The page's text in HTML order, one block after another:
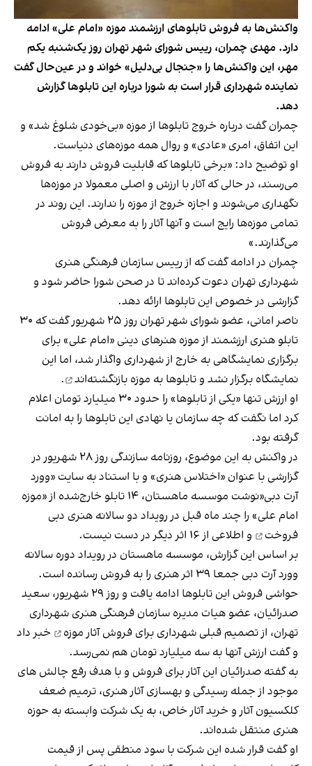
واکنش‌ها به فروش تابلوهای ارزشمند موزه «امام علی» ادامه
دارد. مهدی چمران، رییس شورای شهر تهران روز یک‌شنبه یکم
مهر، این واکنش‌ها را «جنجال بی‌دلیل» خواند و در عین‌حال گفت
نماینده شهرداری قرار است به شورا درباره این تابلوها گزارش
دهد.
چمران گفت درباره خروج تابلوها از موزه «بی‌خودی شلوغ شد» و
این اتفاق، امری «عادی» و روال همه موزه‌های دنیاست.
او توضیح داد: «برخی تابلوها که قابلیت فروش دارند به فروش
می‌رسند، در حالی که آثار با ارزش و اصلی معمولا در موزه‌ها
نگهداری می‌شوند و اجازه خروج از موزه را ندارند. این روند در
تمامی موزه‌ها رایج است و آنها آثار را به معرض فروش
می‌گذارند.»
چمران در ادامه گفت که از رییس سازمان فرهنگی هنری
شهرداری تهران دعوت کرده‌اند تا در صحن شورا حاضر شود و
گزارشی در خصوص این تابلوها ارائه دهد.
ناصر امانی، عضو شورای شهر تهران روز ۲۵ شهریور گفت که ۳۰
تابلو هنری ارزشمند از موزه هنرهای دینی «امام علی» برای
برگزاری نمایشگاهی به خارج از شهرداری واگذار شد، اما این
نمایشگاه برگزار نشد وتابلوها به موزه بازنگشته‌اند
.
او ارزش تنها «یکی از تابلوها» را حدود ۳۰ میلیارد تومان اعلام
کرد اما نگفت که چه سازمان یا نهادی این تابلوها را به امانت
گرفته بود.
در واکنش به این موضوع، روزنامه سازندگی روز ۲۸ شهریور در
گزارشی با عنوان «اختلاس هنری» و با استناد به سایت «وورد
آرت دبی«نوشت موسسه ماهستان، ۱۴ تابلو خارج‌شده از «موزه
امام علی» را چند ماه قبل در رویداد دو سالانه هنری دبی
فروخت
و اطلاعی از ۱۶ اثر دیگر در دست نیست.
بر اساس این گزارش، موسسه ماهستان در رویداد دوره‌ سالانه
‌وورد آرت دبی جمعا ۳۹ اثر هنری را به فروش رسانده است.
حواشی فروش این تابلوها ادامه یافت و روز ۲۹ شهریور، سعید
صدرائیان، عضو هیات مدیره سازمان فرهنگی هنری شهرداری
تهران، ازتصمیم قبلی شهرداری برای فروش آثار موزه
خبر داد
و گفت ارزش آنها به سه میلیارد تومان هم نمی‌رسد.
به گفته صدرائیان این آثار برای فروش و با هدف رفع چالش های
موجود از جمله رسیدگی و بهسازی آثار هنری، ترمیم ضعف
کلکسیون آثار و خرید آثار خاص، به یک شرکت وابسته به حوزه
هنری منتقل شده‌اند.
او گفت قرار شده این شرکت با سود منطقی پس از قیمت